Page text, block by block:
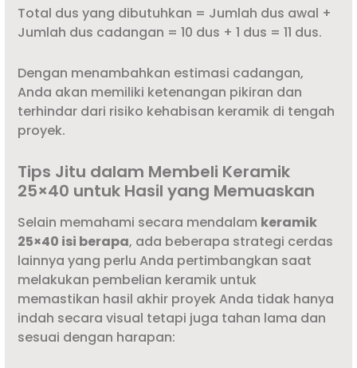
Total dus yang dibutuhkan = Jumlah dus awal +
Jumlah dus cadangan = 10 dus + 1 dus = 11 dus.
Dengan menambahkan estimasi cadangan,
Anda akan memiliki ketenangan pikiran dan
terhindar dari risiko kehabisan keramik di tengah
proyek.
Tips Jitu dalam Membeli Keramik
25×40 untuk Hasil yang Memuaskan
Selain memahami secara mendalam keramik
25×40 isi berapa, ada beberapa strategi cerdas
lainnya yang perlu Anda pertimbangkan saat
melakukan pembelian keramik untuk
memastikan hasil akhir proyek Anda tidak hanya
indah secara visual tetapi juga tahan lama dan
sesuai dengan harapan: